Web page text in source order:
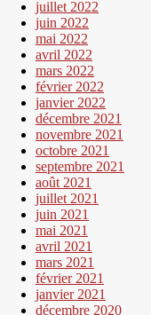
juillet 2022
juin 2022
mai 2022
avril 2022
mars 2022
février 2022
janvier 2022
décembre 2021
novembre 2021
octobre 2021
septembre 2021
août 2021
juillet 2021
juin 2021
mai 2021
avril 2021
mars 2021
février 2021
janvier 2021
décembre 2020